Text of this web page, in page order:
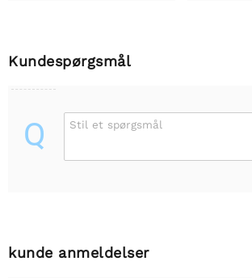
Kundespørgsmål
Q Stil et spørgsmål
kunde anmeldelser